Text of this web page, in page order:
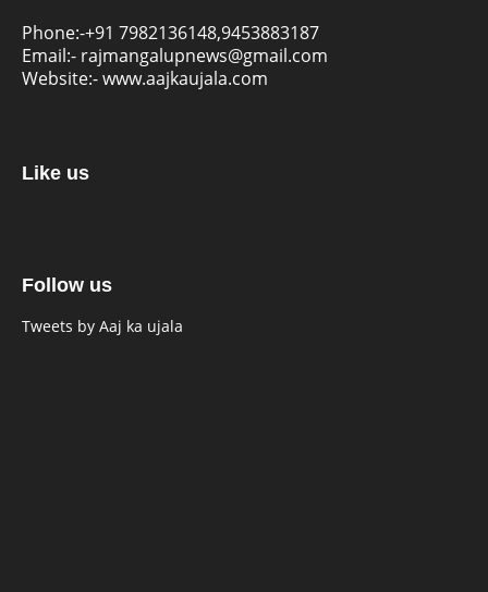
Phone:-+91 7982136148,9453883187
Email:- rajmangalupnews@gmail.com
Website:-www.aajkaujala.com
Like us
Follow us
Tweets by Aaj ka ujala